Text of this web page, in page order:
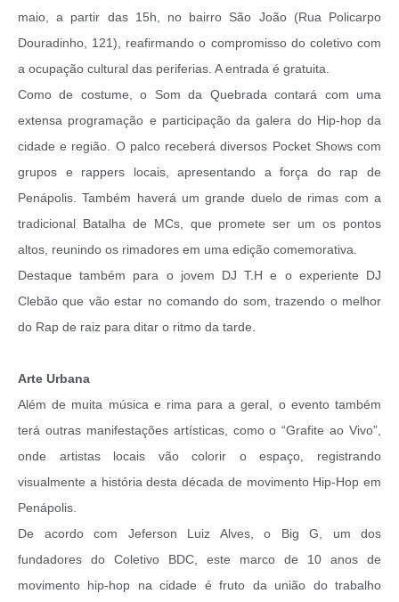
maio, a partir das 15h, no bairro São João (Rua Policarpo
Douradinho, 121), reafirmando o compromisso do coletivo com
a ocupação cultural das periferias. A entrada é gratuita.
Como de costume, o Som da Quebrada contará com uma
extensa programação e participação da galera do Hip-hop da
cidade e região. O palco receberá diversos Pocket Shows com
grupos e rappers locais, apresentando a força do rap de
Penápolis. Também haverá um grande duelo de rimas com a
tradicional Batalha de MCs, que promete ser um os pontos
altos, reunindo os rimadores em uma edição comemorativa.
Destaque também para o jovem DJ T.H e o experiente DJ
Clebão que vão estar no comando do som, trazendo o melhor
do Rap de raiz para ditar o ritmo da tarde.
Arte Urbana
Além de muita música e rima para a geral, o evento também
terá outras manifestações artísticas, como o “Grafite ao Vivo”,
onde artistas locais vão colorir o espaço, registrando
visualmente a história desta década de movimento Hip-Hop em
Penápolis.
De acordo com Jeferson Luiz Alves, o Big G, um dos
fundadores do Coletivo BDC, este marco de 10 anos de
movimento hip-hop na cidade é fruto da união do trabalho